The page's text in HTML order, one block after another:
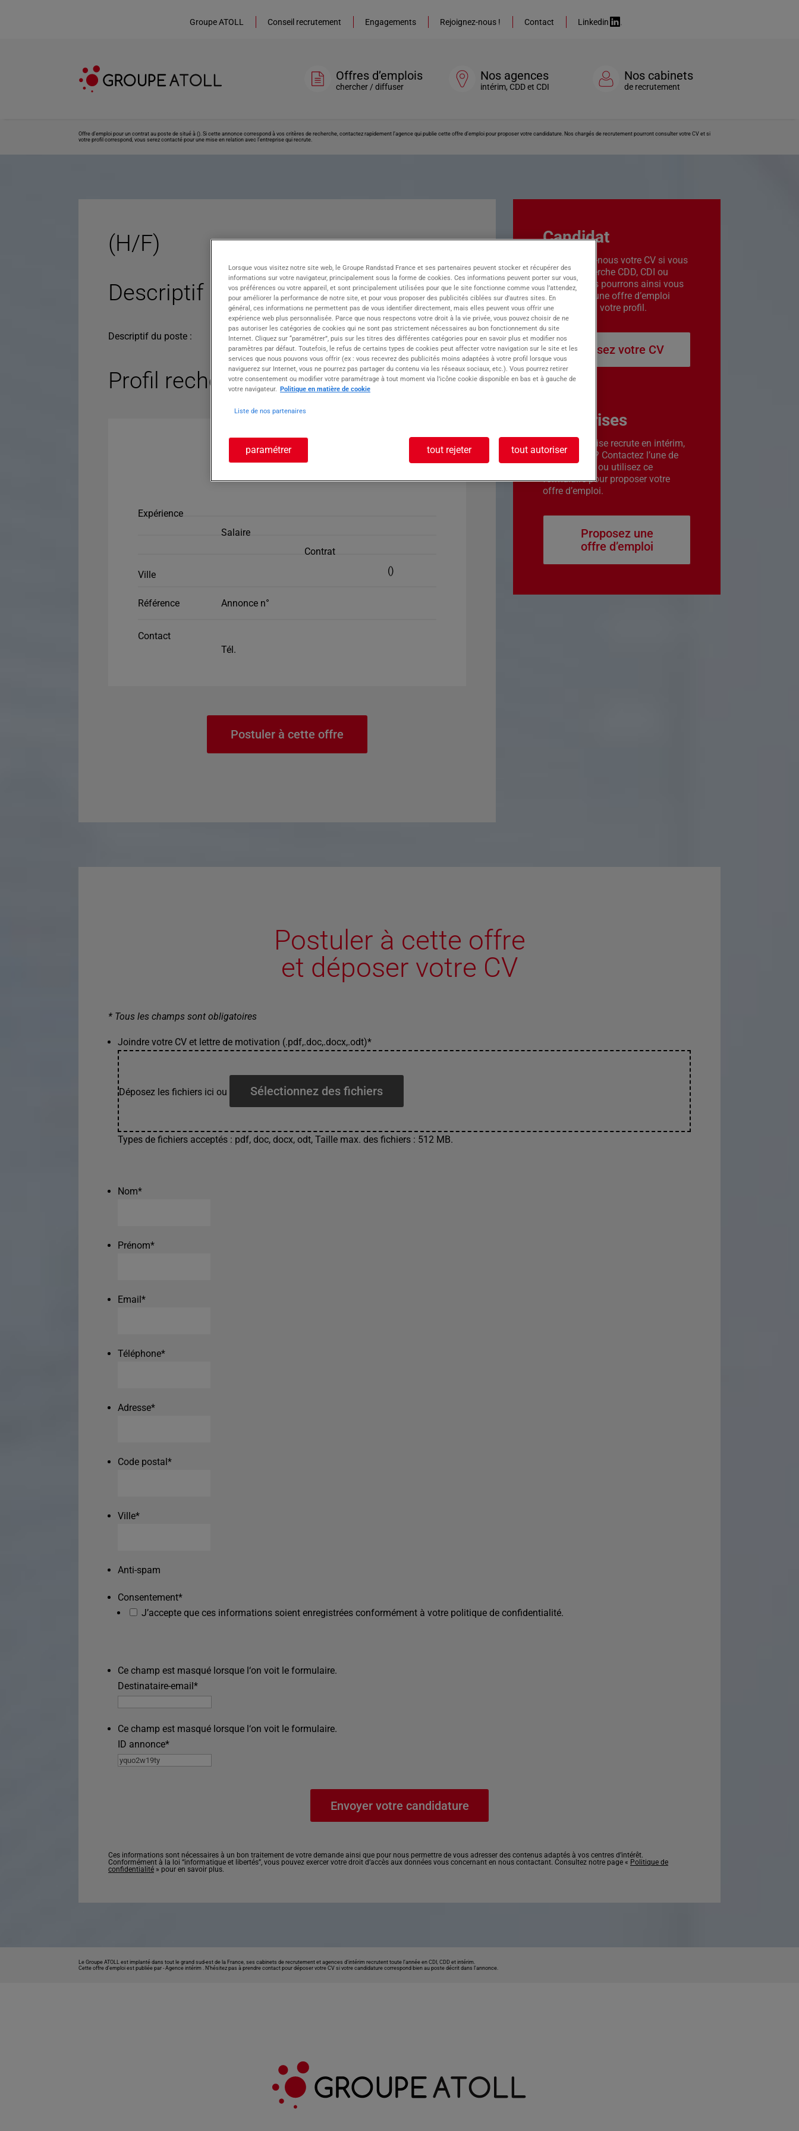
Groupe ATOLL Conseil recrutement Engagements Rejoignez-nous ! Contact Linkedin
Offres d’emplois
chercher / diffuser
Nos agences
intérim, CDD et CDI
Nos cabinets
de recrutement
Offre d’emploi pour un contrat au poste de situé à (). Si cette annonce correspond à vos critères de recherche, contactez rapidement l’agence qui publie cette offre d’emploi pour proposer votre candidature. Nos chargés de recrutement pourront consulter votre CV et si
votre profil correspond, vous serez contacté pour une mise en relation avec l’entreprise qui recrute.
(H/F)
Descriptif du poste :
Descriptif du poste :
Profil recherché
Expérience
Salaire
Contrat
Ville ()
Référence Annonce n°
Contact
Tél.
Postuler à cette offre
Candidat
Transmettez-nous votre CV si vous
êtes en recherche CDD, CDI ou
intérim. Nous pourrons ainsi vous
contacter si une offre d’emploi
correspond à votre profil.
Déposez votre CV
Entreprises
Votre entreprise recrute en intérim,
CDD ou CDI ? Contactez l’une de
nos agences ou utilisez ce
formulaire pour proposer votre
offre d’emploi.
Proposez une
offre d’emploi
Postuler à cette offre
et déposer votre CV
* Tous les champs sont obligatoires
Joindre votre CV et lettre de motivation (.pdf,.doc,.docx,.odt)*
Déposez les fichiers ici ou Sélectionnez des fichiers
Types de fichiers acceptés : pdf, doc, docx, odt, Taille max. des fichiers : 512 MB.
Nom*
Prénom*
Email*
Téléphone*
Adresse*
Code postal*
Ville*
Anti-spam
Consentement*
J’accepte que ces informations soient enregistrées conformément à votre politique de confidentialité.
Ce champ est masqué lorsque l‘on voit le formulaire.
Destinataire-email*
Ce champ est masqué lorsque l‘on voit le formulaire.
ID annonce*
Ces informations sont nécessaires à un bon traitement de votre demande ainsi que pour nous permettre de vous adresser des contenus adaptés à vos centres d’intérêt.
Conformément à la loi “informatique et libertés”, vous pouvez exercer votre droit d’accès aux données vous concernant en nous contactant. Consultez notre page « Politique de
confidentialité » pour en savoir plus.
Le Groupe ATOLL est implanté dans tout le grand sud-est de la France, ses cabinets de recrutement et agences d’intérim recrutent toute l’année en CDI, CDD et intérim.
Cette offre d’emploi est publiée par -Agence intérim . N’hésitez pas à prendre contact pour déposer votre CV si votre candidature correspond bien au poste décrit dans l'annonce.
Lorsque vous visitez notre site web, le Groupe Randstad France et ses partenaires peuvent stocker et récupérer des
informations sur votre navigateur, principalement sous la forme de cookies. Ces informations peuvent porter sur vous,
vos préférences ou votre appareil, et sont principalement utilisées pour que le site fonctionne comme vous l’attendez,
pour améliorer la performance de notre site, et pour vous proposer des publicités ciblées sur d’autres sites. En
général, ces informations ne permettent pas de vous identifier directement, mais elles peuvent vous offrir une
expérience web plus personnalisée. Parce que nous respectons votre droit à la vie privée, vous pouvez choisir de ne
pas autoriser les catégories de cookies qui ne sont pas strictement nécessaires au bon fonctionnement du site
Internet. Cliquez sur “paramétrer”, puis sur les titres des différentes catégories pour en savoir plus et modifier nos
paramètres par défaut. Toutefois, le refus de certains types de cookies peut affecter votre navigation sur le site et les
services que nous pouvons vous offrir (ex : vous recevrez des publicités moins adaptées à votre profil lorsque vous
naviguerez sur Internet, vous ne pourrez pas partager du contenu via les réseaux sociaux, etc.). Vous pourrez retirer
votre consentement ou modifier votre paramétrage à tout moment via l’icône cookie disponible en bas et à gauche de
votre navigateur. Politique en matière de cookie
Liste de nos partenaires
paramétrer tout rejeter tout autoriser